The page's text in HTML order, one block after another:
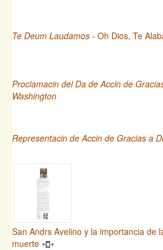
Te Deum Laudamos - Oh Dios, Te
Proclamacin del Da de Accin de
Washington
Representacin de Accin de Gracias a
San Andrs Avelino y la importancia de
muerte